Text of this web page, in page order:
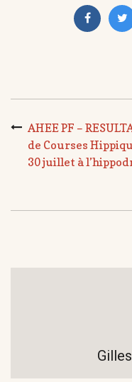
AHEE PF –
de Courses
30 juillet à